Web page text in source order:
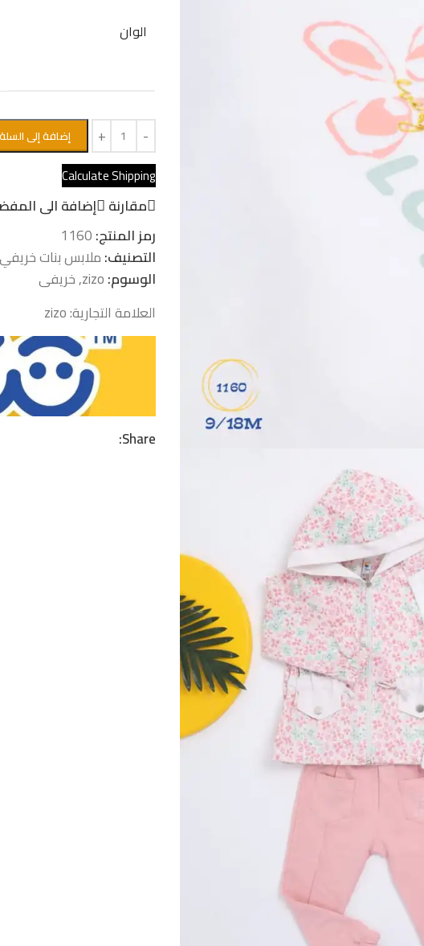
الوان
إضافة إلى السلة
Calculate Shipping
مقارنة إضافة الى
رمز المنتج:1160
التصنيف:ملابس بنات
الوسوم:zizo
,خريفى
العلامة التجارية:zizo
Share: